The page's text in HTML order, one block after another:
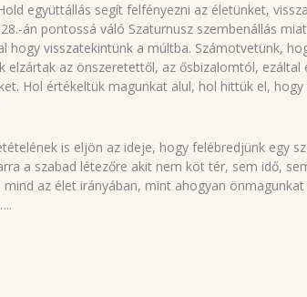
együttállás segít felfényezni az életünket,
án pontossá váló Szaturnusz szembenállás
hogy visszatekintünk a múltba. Számotvetünk,
elzártak az önszeretettől, az ősbizalomtól, ezáltal
Hol értékeltük magunkat alul, hol hittük el,
is eljön az ideje, hogy felébredjünk egy
a szabad létezőre akit nem köt tér, sem idő,
az élet irányában, mint ahogyan